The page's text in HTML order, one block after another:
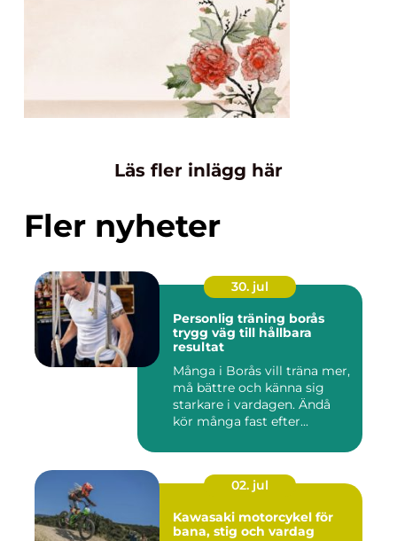
Läs fler inlägg här
Fler nyheter
30. jul
Personlig träning borås
trygg väg till hållbara
resultat
Många i Borås vill träna mer,
må bättre och känna sig
starkare i vardagen. Ändå
kör många fast efter...
02. jul
Kawasaki motorcykel för
bana, stig och vardag